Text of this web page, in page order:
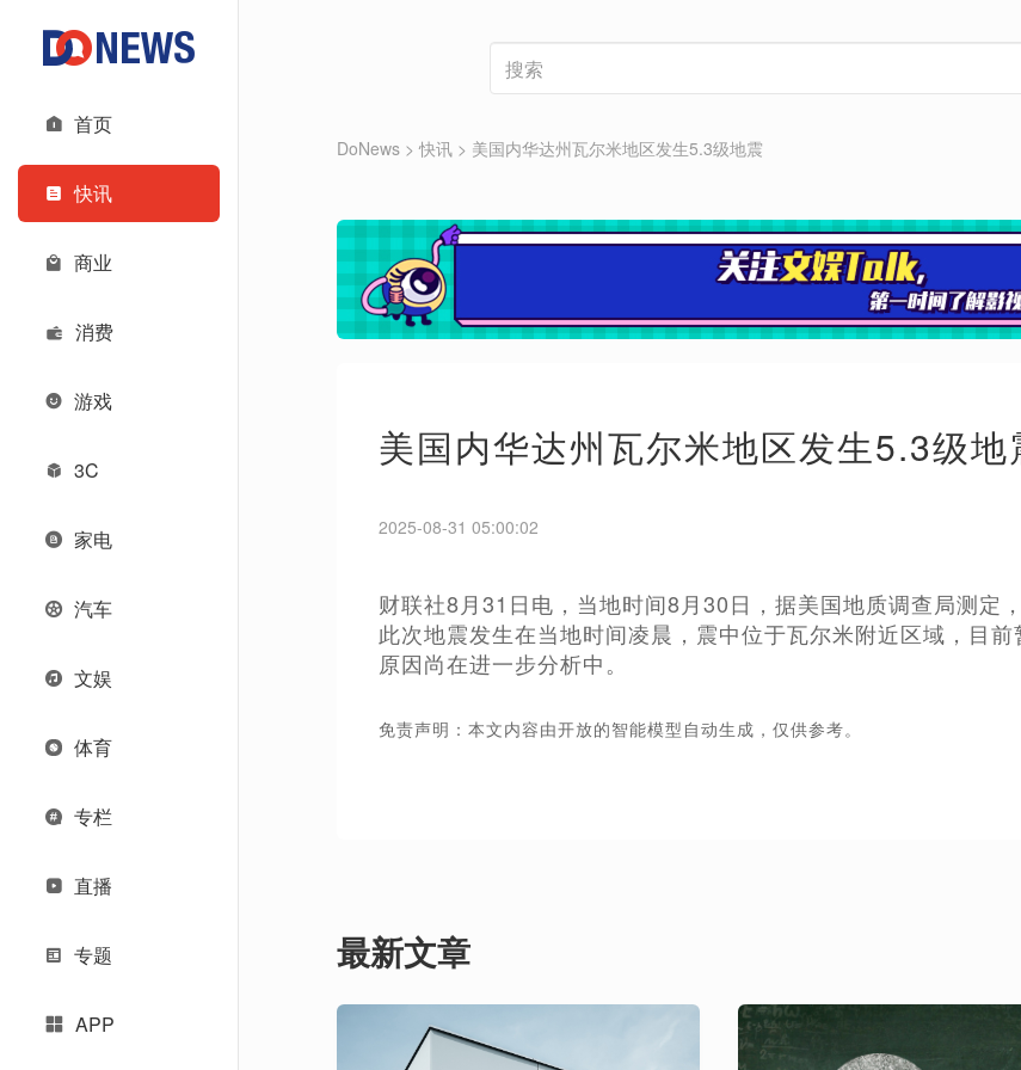
首页
快讯
商业
消费
游戏
3C
家电
汽车
文娱
体育
专栏
直播
专题
APP
DoNews >快讯 > 美国内华达州瓦尔米地区发生5.3级地震
美国内华达州瓦尔米地区发生5.3级地
2025-08-31 05:00:02
财联社8月31日电，当地时间8月30日，据美国地质调查局测定
此次地震发生在当地时间凌晨，震中位于瓦尔米附近区域，目
原因尚在进一步分析中。
免责声明：本文内容由开放的智能模型自动生成，仅供参考。
最新文章